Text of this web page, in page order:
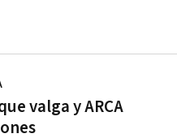
valga y ARCA